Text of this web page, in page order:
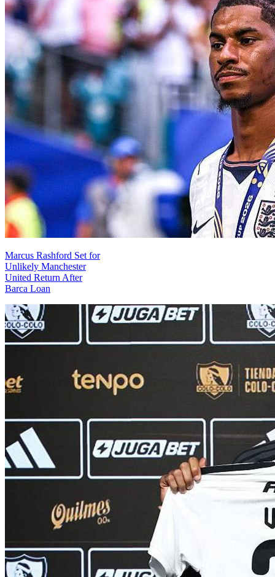
Marcus Rashford Set for
Unlikely Manchester
United Return After
Barca Loan